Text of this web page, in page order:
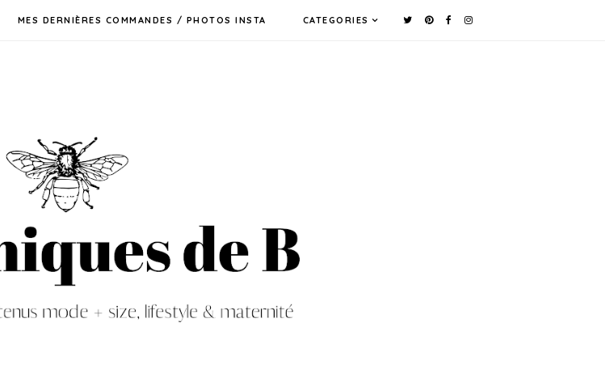
MES DERNIÈRES COMMANDES / PHOTOS INSTA CATEGORIES